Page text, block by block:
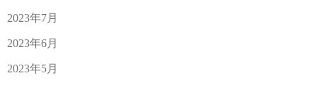
2023年7月
2023年6月
2023年5月